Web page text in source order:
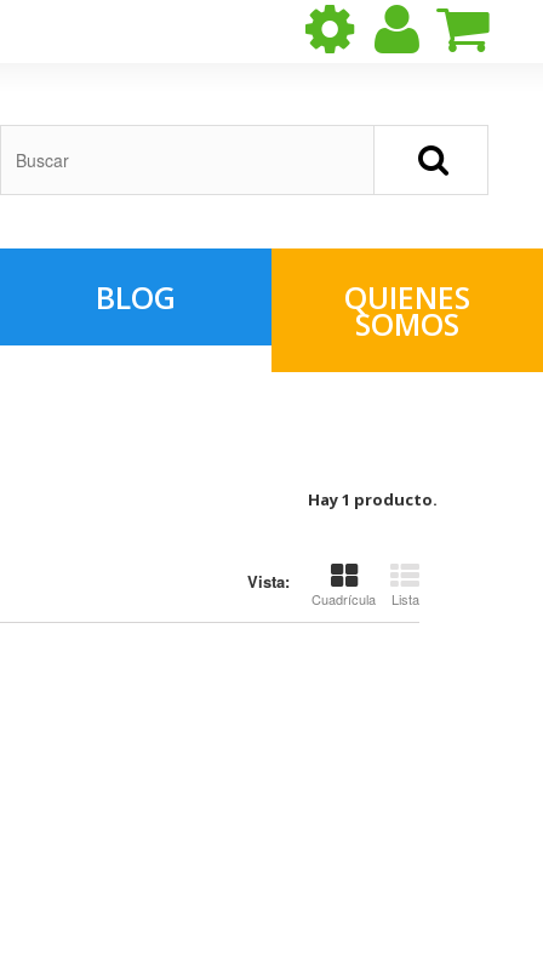
BLOG QUIENES
SOMOS
Hay 1 producto.
Vista:
Cuadrícula Lista